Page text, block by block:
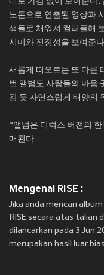
노톤으로 연출된 영상과
색들로 채워져 컬러풀해
시미와 진정성을 보여준
새롭게 떠오르는 또 다른
번 앨범도 사람들의 마음
감 듯 자연스럽게 태양의
*앨범은 디럭스 버전의
매된다.
Mengenai RISE :
Jika anda mencari
RISE secara atas talian
dilancarkan pada 3 Jun
merupakan hasil luar